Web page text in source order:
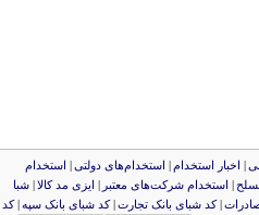
| اخبار استخدام | استخدام‌های دولتی | استخدام‌
| استخدام‌ شرکت‌های معتبر| ایزی مد کالا | شبا
| کد شبای بانک تجارت| کد شبای بانک سپه| کد